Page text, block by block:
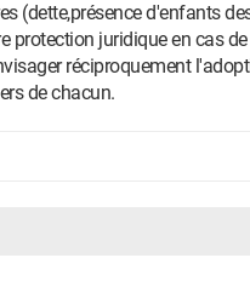
(dette,présence d'enfants
protection juridique en cas
réciproquement
de chacun.